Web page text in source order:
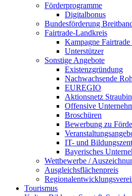
Förderprogramme
Digitalbonus
Bundesförderung
Fairtrade-Landkreis
Kampagne
Unterstützer
Sonstige Angebote
Existenzgründung
Nachwachsende
EUREGIO
Aktionsnetz
Offensive
Broschüren
Bewerbung zu
IT- und
Bayerisches
Wettbewerbe /
Ausgleichsflächenpreis
Tourismus